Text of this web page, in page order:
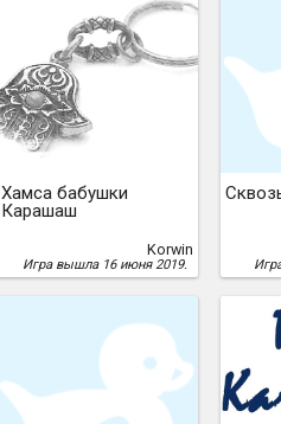
Хамса бабушки
Карашаш
Korwin
Игра вышла 16 июня 2019.